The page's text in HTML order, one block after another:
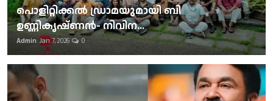
പൊളിറ്റിക്കല്‍ ഡ്രാമയുമായി ബി
ഉണ്ണികൃഷ്ണന്‍- നിവിന...
Admin Jan 7, 2026 0